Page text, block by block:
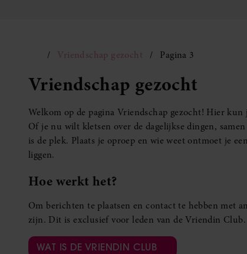
Vriendschap gezocht Pagina 3
Vriendschap gezocht
Welkom op de pagina Vriendschap gezocht! Hier
Of je nu wilt kletsen over de dagelijkse dingen,
is de plek. Plaats je oproep en wie weet ontmoet je
liggen.
Hoe werkt het?
Om berichten te plaatsen en contact te hebben met
zijn. Dit is exclusief voor leden van de Vriendin Club.
WAT IS DE VRIENDIN CLUB